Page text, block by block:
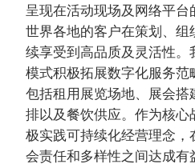
呈现在活动现场及网络平
世界各地的客户在策划、
续享受到高品质及灵活性。
模式积极拓展数字化服务范
包括租用展览场地、展会搭
排以及餐饮供应。作为核心
极实践可持续化经营理念，
会责任和多样性之间达成